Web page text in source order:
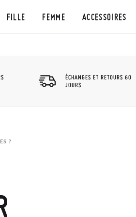
FILLE FEMME ACCESSOIRES
ÉCHANGES ET RETOURS 60
JOURS
?